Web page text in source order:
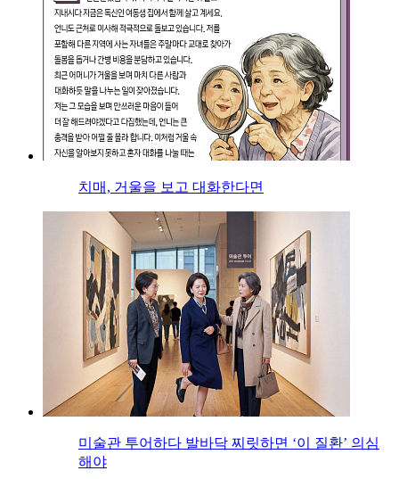
치매, 거울을 보고 대화한다면
미술관 투어하다 발바닥 찌릿하면 ‘이 질환’ 의심
해야